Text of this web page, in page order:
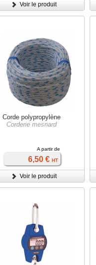
Voir le produit
Corde polypropylène
Corderie mesnard
A partir de
6,50 € HT
Voir le produit